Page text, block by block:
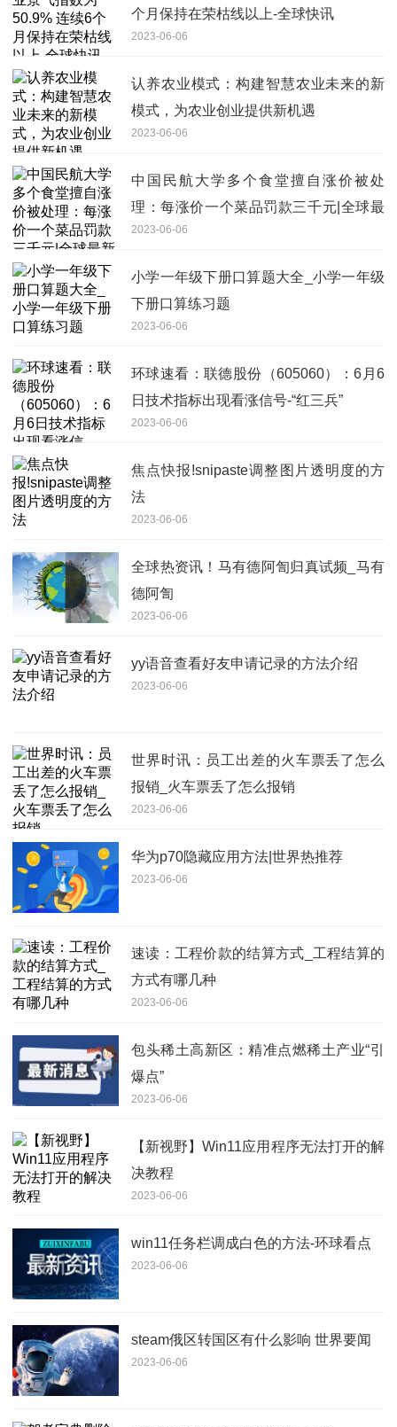
个月保持在荣枯线以上-全球快讯
2023-06-06
认养农业模式：构建智慧农业未来的新
模式，为农业创业提供新机遇
2023-06-06
中国民航大学多个食堂擅自涨价被处
理：每涨价一个菜品罚款三千元|全球最
新
2023-06-06
小学一年级下册口算题大全_小学一年级
下册口算练习题
2023-06-06
环球速看：联德股份（605060）：6月6
日技术指标出现看涨信号-“红三兵”
2023-06-06
焦点快报!snipaste调整图片透明度的方
法
2023-06-06
全球热资讯！马有德阿訇归真试频_马有
德阿訇
2023-06-06
yy语音查看好友申请记录的方法介绍
2023-06-06
世界时讯：员工出差的火车票丢了怎么
报销_火车票丢了怎么报销
2023-06-06
华为p70隐藏应用方法|世界热推荐
2023-06-06
速读：工程价款的结算方式_工程结算的
方式有哪几种
2023-06-06
包头稀土高新区：精准点燃稀土产业“引
爆点”
2023-06-06
【新视野】Win11应用程序无法打开的解
决教程
2023-06-06
win11任务栏调成白色的方法-环球看点
2023-06-06
steam俄区转国区有什么影响 世界要闻
2023-06-06